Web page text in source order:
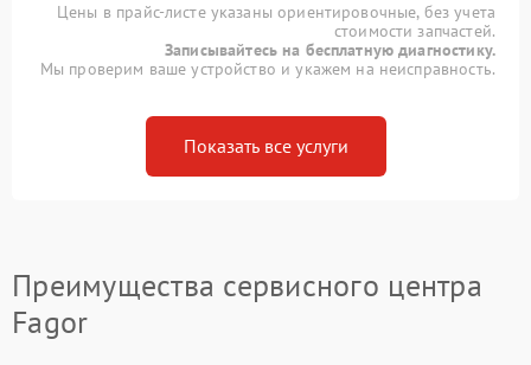
Цены в прайс-листе указаны ориентировочные, без учета
стоимости запчастей.
Записывайтесь на бесплатную диагностику.
Мы проверим ваше устройство и укажем на неисправность.
Показать все услуги
Преимущества сервисного центра
Fagor